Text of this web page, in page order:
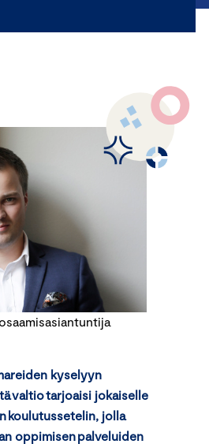
kyselyyn
valtio tarjoaisi jokaiselle
koulutussetelin, jolla
oppimisen palveluiden